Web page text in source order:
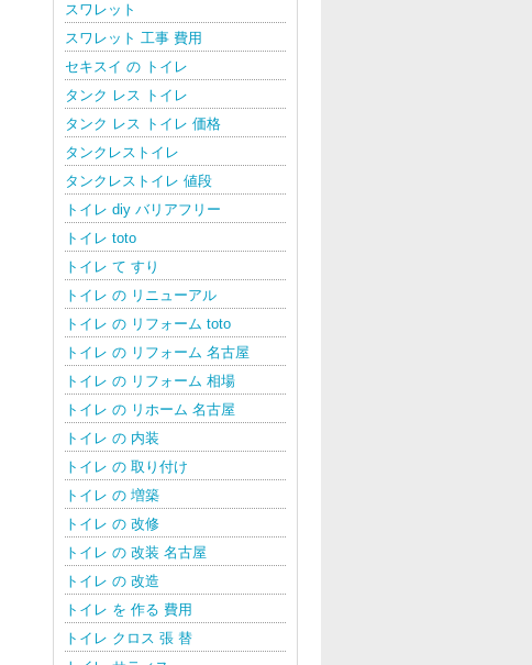
スワレット
スワレット 工事 費用
セキスイ の トイレ
タンク レス トイレ
タンク レス トイレ 価格
タンクレストイレ
タンクレストイレ 値段
トイレ diy バリアフリー
トイレ toto
トイレ て すり
トイレ の リニューアル
トイレ の リフォーム toto
トイレ の リフォーム 名古屋
トイレ の リフォーム 相場
トイレ の リホーム 名古屋
トイレ の 内装
トイレ の 取り付け
トイレ の 増築
トイレ の 改修
トイレ の 改装 名古屋
トイレ の 改造
トイレ を 作る 費用
トイレ クロス 張 替